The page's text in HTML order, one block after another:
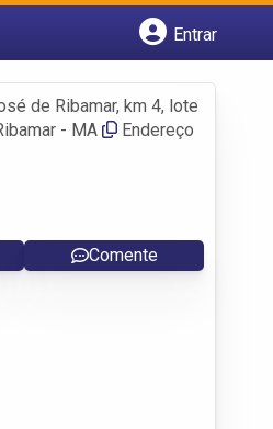
Entrar
de Ribamar, km 4, lote
- MA
Endereço
Comente